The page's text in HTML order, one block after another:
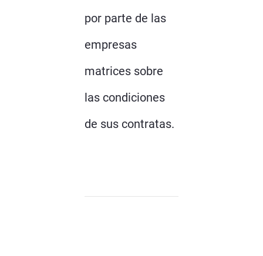
por parte de las
empresas
matrices sobre
las condiciones
de sus contratas.